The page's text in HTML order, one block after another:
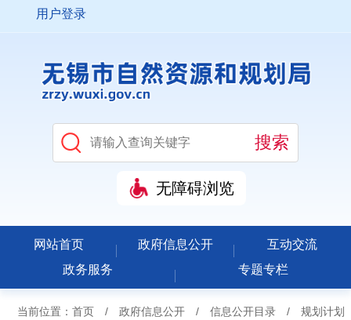
用户登录
无障碍浏览
网站首页 政府信息公开
互动交流
政务服务
专题专栏
当前位置： 首页 / 政府信息公开 / 信息公开目录 / 规划计划